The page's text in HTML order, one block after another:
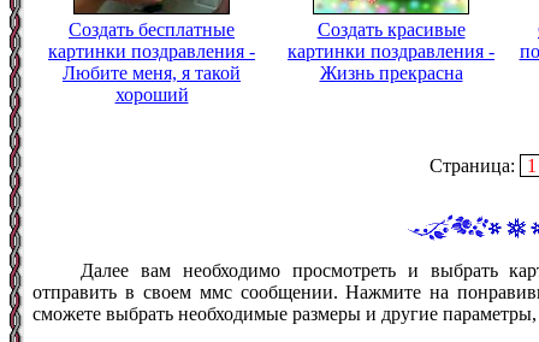
Создать бесплатные
картинки поздравления -
Любите меня, я такой
хороший
Создать красивые
картинки поздравления -
Жизнь прекрасна
Страница: 1
Далее вам необходимо просмотреть и выбрать
отправить в своем ммс сообщении. Нажмите на
сможете выбрать необходимые размеры и другие